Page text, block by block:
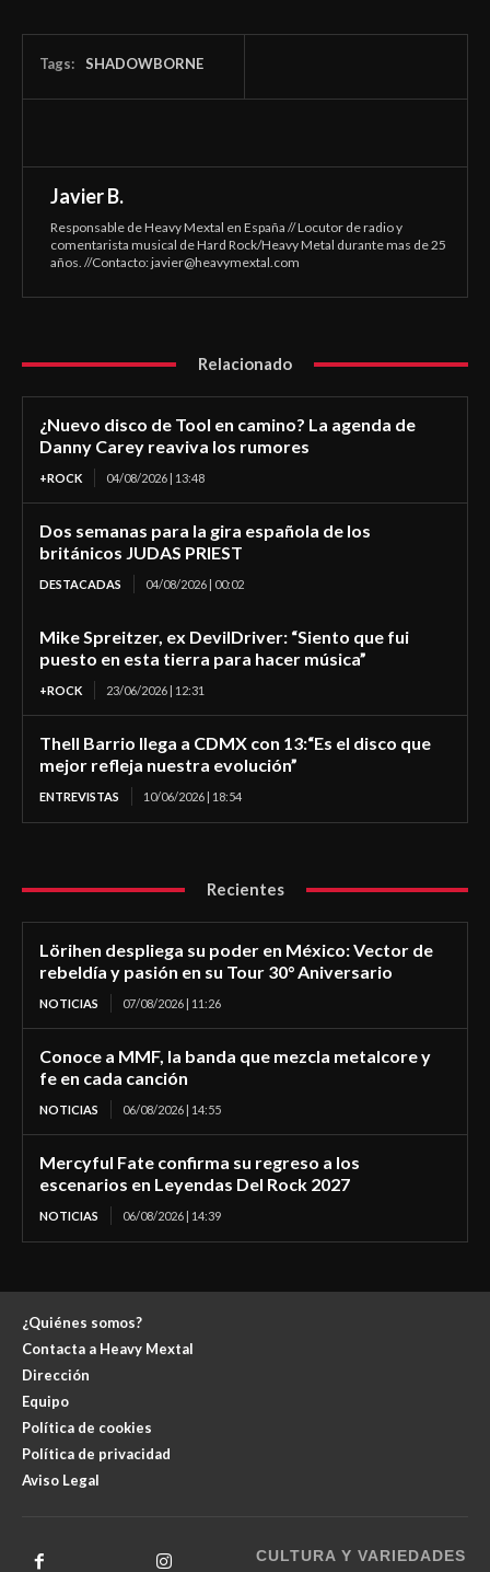
Tags: SHADOWBORNE
Javier B.
Responsable de Heavy Mextal en España // Locutor de radio y
comentarista musical de Hard Rock/Heavy Metal durante mas de 25
años. //Contacto:javier@heavymextal.com
Relacionado
¿Nuevo disco de Tool en camino? La agenda de
Danny Carey reaviva los rumores
+ROCK 04/08/2026 | 13:48
Dos semanas para la gira española de los
británicos JUDAS PRIEST
DESTACADAS 04/08/2026 | 00:02
Mike Spreitzer, ex DevilDriver: “Siento que fui
puesto en esta tierra para hacer música”
+ROCK 23/06/2026 | 12:31
Thell Barrio llega a CDMX con 13:“Es el disco que
mejor refleja nuestra evolución”
ENTREVISTAS 10/06/2026 | 18:54
Recientes
Lörihen despliega su poder en México: Vector de
rebeldía y pasión en su Tour 30° Aniversario
NOTICIAS 07/08/2026 | 11:26
Conoce a MMF, la banda que mezcla metalcore y
fe en cada canción
NOTICIAS 06/08/2026 | 14:55
Mercyful Fate confirma su regreso a los
escenarios en Leyendas Del Rock 2027
NOTICIAS 06/08/2026 | 14:39
¿Quiénes somos?
Contacta a Heavy Mextal
Dirección
Equipo
Política de cookies
Política de privacidad
Aviso Legal
CULTURA Y VARIEDADES